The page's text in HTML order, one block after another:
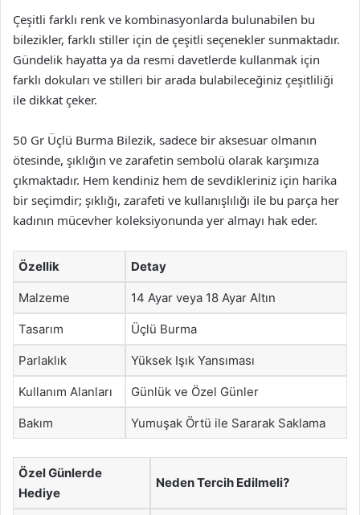
Çeşitli farklı renk ve kombinasyonlarda bulunabilen bu
bilezikler, farklı stiller için de çeşitli seçenekler sunmaktadır.
Gündelik hayatta ya da resmi davetlerde kullanmak için
farklı dokuları ve stilleri bir arada bulabileceğiniz çeşitliliği
ile dikkat çeker.
50 Gr Üçlü Burma Bilezik, sadece bir aksesuar olmanın
ötesinde, şıklığın ve zarafetin sembolü olarak karşımıza
çıkmaktadır. Hem kendiniz hem de sevdikleriniz için harika
bir seçimdir; şıklığı, zarafeti ve kullanışlılığı ile bu parça her
kadının mücevher koleksiyonunda yer almayı hak eder.
Özellik Detay
Malzeme 14 Ayar veya 18 Ayar Altın
Tasarım Üçlü Burma
Parlaklık Yüksek Işık Yansıması
Kullanım Alanları Günlük ve Özel Günler
Bakım Yumuşak Örtü ile Sararak Saklama
Özel Günlerde
Hediye
Neden Tercih Edilmeli?